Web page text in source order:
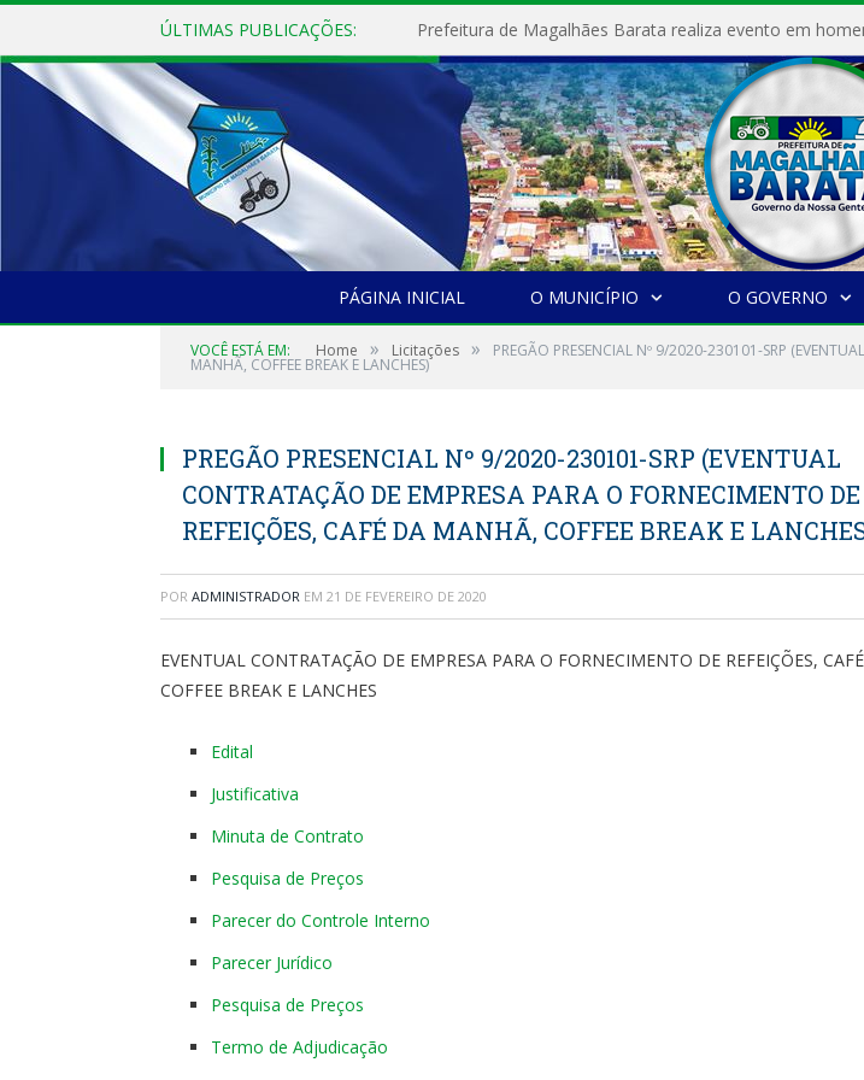
ÚLTIMAS PUBLICAÇÕES:
PÁGINA INICIAL O MUNICÍPIO O GOVERNO
VOCÊ ESTÁ EM: Home » Licitações » PREGÃO PRESENCIAL Nº 9/2020-230101-SRP
MANHÃ, COFFEE BREAK E LANCHES)
PREGÃO PRESENCIAL Nº 9/2020-230101-SRP (EVENTUAL
CONTRATAÇÃO DE EMPRESA PARA O FORNECIMENTO DE
REFEIÇÕES, CAFÉ DA MANHÃ, COFFEE BREAK E
POR ADMINISTRADOR EM 21 DE FEVEREIRO DE 2020
EVENTUAL CONTRATAÇÃO DE EMPRESA PARA O FORNECIMENTO DE REFEIÇÕES,
COFFEE BREAK E LANCHES
Edital
Justificativa
Minuta de Contrato
Pesquisa de Preços
Parecer do Controle Interno
Parecer Jurídico
Pesquisa de Preços
Termo de Adjudicação